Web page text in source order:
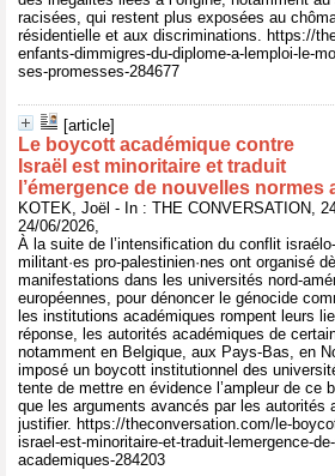
racisées, qui restent plus exposées au
résidentielle et aux discriminations. https://
enfants-dimmigres-du-diplome-a-lemploi-le-
ses-promesses-284677
[article]
Le boycott académique contre
Israël est minoritaire et traduit
l’émergence de nouvelles normes
KOTEK, Joël - In : THE CONVERSATION,
24/06/2026,
À la suite de l’intensification du conflit
militant·es pro-palestinien·nes ont organisé
manifestations dans les universités nord-
européennes, pour dénoncer le génocide
les institutions académiques rompent leurs
réponse, les autorités académiques de
notamment en Belgique, aux Pays-Bas, en
imposé un boycott institutionnel des
tente de mettre en évidence l’ampleur de ce
que les arguments avancés par les autorités
justifier. https://theconversation.com/le-
israel-est-minoritaire-et-traduit-lemergence-
academiques-284203